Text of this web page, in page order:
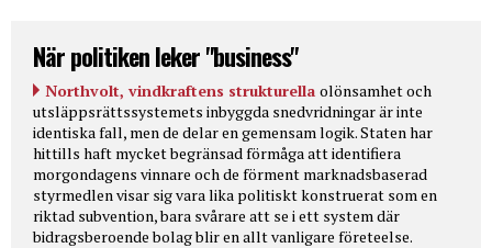
När politiken leker "business"
Northvolt, vindkraftens strukturella olönsamhet och
utsläppsrättssystemets inbyggda snedvridningar är inte
identiska fall, men de delar en gemensam logik. Staten har
hittills haft mycket begränsad förmåga att identifiera
morgondagens vinnare och de förment marknadsbaserad
styrmedlen visar sig vara lika politiskt konstruerat som en
riktad subvention, bara svårare att se i ett system där
bidragsberoende bolag blir en allt vanligare företeelse.